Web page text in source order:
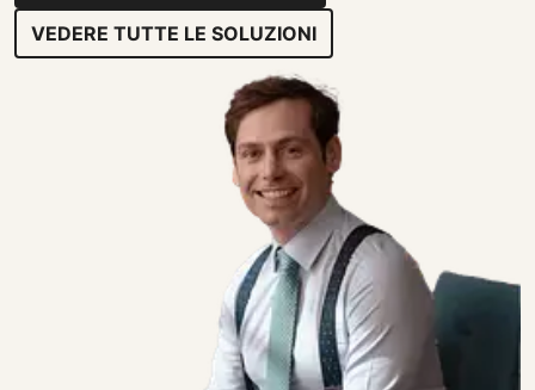
VEDERE TUTTE LE SOLUZIONI